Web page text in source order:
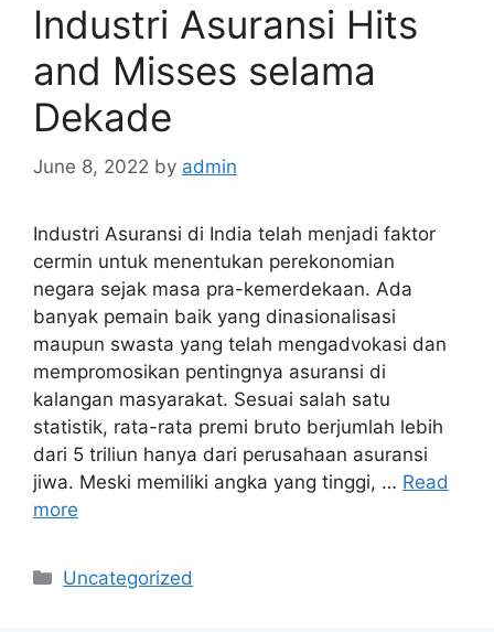
Industri Asuransi Hits
and Misses selama
Dekade
June 8, 2022 by admin
Industri Asuransi di India telah menjadi faktor
cermin untuk menentukan perekonomian
negara sejak masa pra-kemerdekaan. Ada
banyak pemain baik yang dinasionalisasi
maupun swasta yang telah mengadvokasi dan
mempromosikan pentingnya asuransi di
kalangan masyarakat. Sesuai salah satu
statistik, rata-rata premi bruto berjumlah lebih
dari 5 triliun hanya dari perusahaan asuransi
jiwa. Meski memiliki angka yang tinggi, … Read
more
Categories
Uncategorized